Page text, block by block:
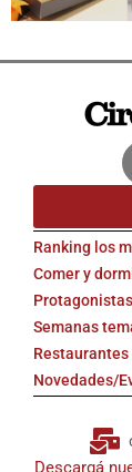
Ranking los
Comer y
Protagonistas
Semanas
Restaurantes
Novedades/
Descargá